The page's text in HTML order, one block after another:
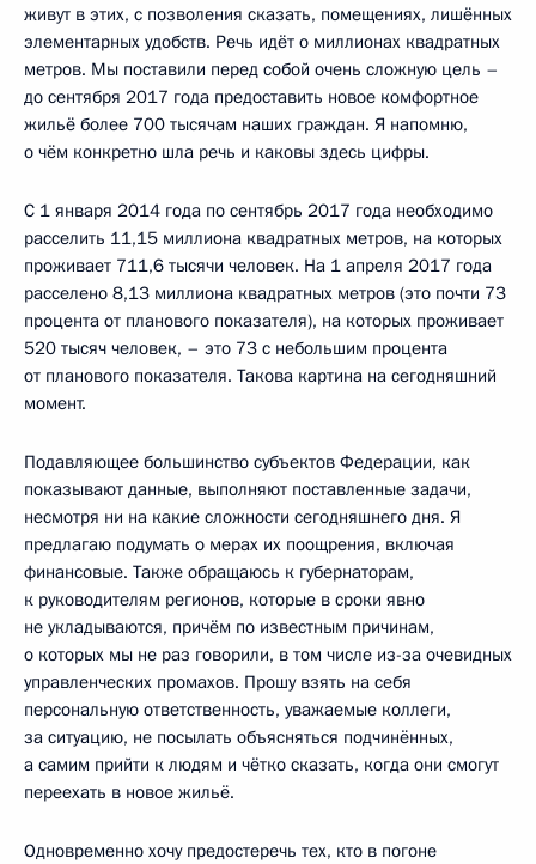
живут в этих, с позволения сказать, помещениях, лишённых
элементарных удобств. Речь идёт о миллионах квадратных
метров. Мы поставили перед собой очень сложную цель –
до сентября 2017 года предоставить новое комфортное
жильё более 700 тысячам наших граждан. Я напомню,
о чём конкретно шла речь и каковы здесь цифры.
С 1 января 2014 года по сентябрь 2017 года необходимо
расселить 11,15 миллиона квадратных метров, на которых
проживает 711,6 тысячи человек. На 1 апреля 2017 года
расселено 8,13 миллиона квадратных метров (это почти 73
процента от планового показателя), на которых проживает
520 тысяч человек, – это 73 с небольшим процента
от планового показателя. Такова картина на сегодняшний
момент.
Подавляющее большинство субъектов Федерации, как
показывают данные, выполняют поставленные задачи,
несмотря ни на какие сложности сегодняшнего дня. Я
предлагаю подумать о мерах их поощрения, включая
финансовые. Также обращаюсь к губернаторам,
к руководителям регионов, которые в сроки явно
не укладываются, причём по известным причинам,
о которых мы не раз говорили, в том числе из-за очевидных
управленческих промахов. Прошу взять на себя
персональную ответственность, уважаемые коллеги,
за ситуацию, не посылать объясняться подчинённых,
а самим прийти к людям и чётко сказать, когда они смогут
переехать в новое жильё.
Одновременно хочу предостеречь тех, кто в погоне